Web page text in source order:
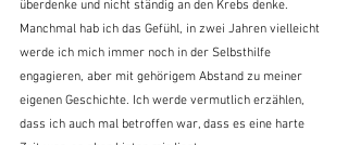
überdenke und nicht ständig an den Krebs denke.
Manchmal hab ich das Gefühl, in zwei Jahren vielleicht
werde ich mich immer noch in der Selbsthilfe
engagieren, aber mit gehörigem Abstand zu meiner
eigenen Geschichte. Ich werde vermutlich erzählen,
dass ich auch mal betroffen war, dass es eine harte